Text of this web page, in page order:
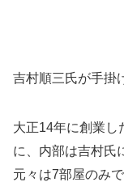
吉村順三氏が手掛
大正14年に創業し
に、内部は吉村氏
元々は7部屋のみ